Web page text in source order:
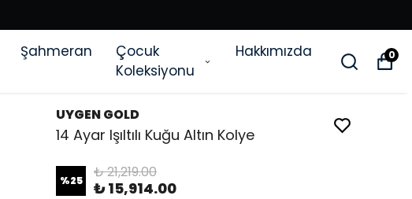
Şahmeran
Çocuk
Koleksiyonu
Hakkımızda 0
UYGEN GOLD
14 Ayar Işıltılı Kuğu Altın Kolye
%25 ₺ 21,219.00
₺ 15,914.00